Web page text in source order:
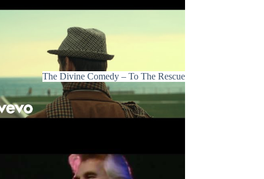
The Divine Comedy – To The Rescue